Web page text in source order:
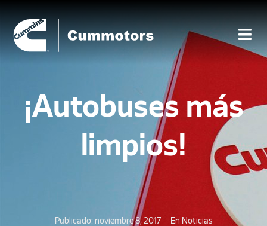
¡Autobuses más
limpios!
Publicado: noviembre 8, 2017 En Noticias